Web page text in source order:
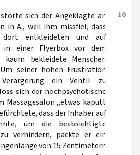
10
sich der Angeklagte an
in A., weil ihm missfiel, dass
entkleideten und auf
in einer Flyerbox vor dem
kaum bekleidete Menschen
seiner hohen Frustration
ein Ventil zu
sich der hochpsychotische
Massagesalon „etwas kaputt
dass der Inhaber auf
um die beabsichtigte
zu verhindern, packte er ein
von 15 Zentimetern